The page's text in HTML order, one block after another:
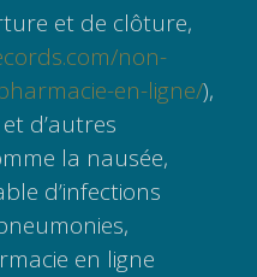
et de clôture,
non-
en-ligne/),
d’autres
la nausée,
d’infections
en ligne